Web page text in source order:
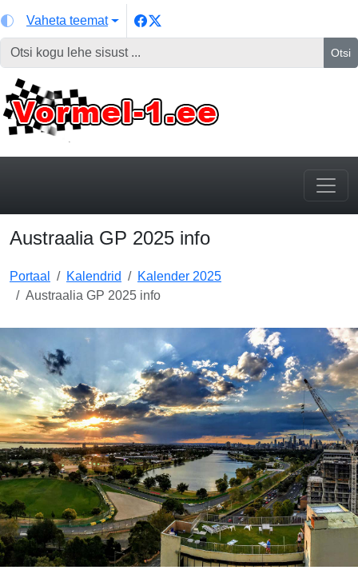
Vaheta teemat
Otsi
Austraalia GP 2025 info
Portaal Kalendrid
Kalender 2025
Austraalia GP 2025 info